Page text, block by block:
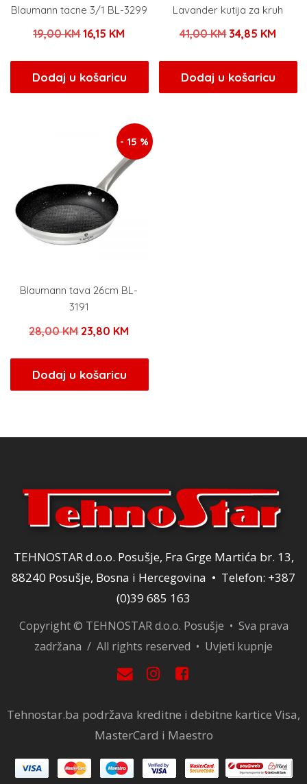
Blaumann tacne 3/1 BL-3299
19,00KMIzvorna
bila
je:
16,15 KM
je:
16,15 KM.
Dodaj u košaricu
Lavander kutija za kruh
41,00KM Izvorna
bila
je:
34,85 KM
34,85
Dodaj u košaricu
- 15 %
Blaumann tava 26cm BL-
3191
28,00KM Izvorna
bila
je:
23,80 KM
23,80 KM.
Dodaj u košaricu
TEHNOSTAR d.o.o. Posušje, Fra Grge Martića br. 13,
88240 Posušje, Bosna i Hercegovina • Telefon: +387
(0)39 685 163
Copyright © TEHNOSTAR d.o.o. Posušje • Sva prava
zadržana / All rights reserved • Uvjeti kupnje
Tehnostar.ba podržava kreditne i debitne kartice Visa,
MasterCard i Maestro